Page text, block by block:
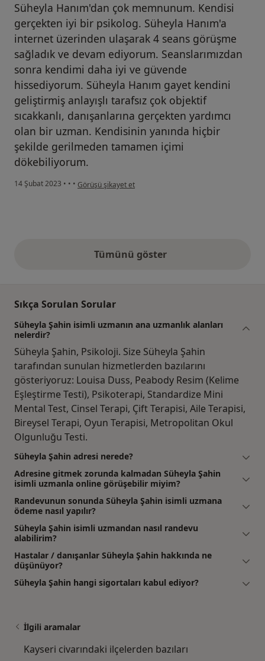
Süheyla Hanım'dan çok memnunum. Kendisi
gerçekten iyi bir psikolog. Süheyla Hanım'a
internet üzerinden ulaşarak 4 seans görüşme
sağladık ve devam ediyorum. Seanslarımızdan
sonra kendimi daha iyi ve güvende
hissediyorum. Süheyla Hanım gayet kendini
geliştirmiş anlayışlı tarafsız çok objektif
sıcakkanlı, danışanlarına gerçekten yardımcı
olan bir uzman. Kendisinin yanında hiçbir
şekilde gerilmeden tamamen içimi
dökebiliyorum.
14 Şubat 2023 • • • kullanıcının görüşüne göre d.....
Görüşü şikayet et
Tümünü gösteryukarıdaki görüşler
Sıkça Sorulan Sorular
Süheyla Şahin isimli uzmanın ana uzmanlık alanları
nelerdir?
Süheyla Şahin, Psikoloji. Size Süheyla Şahin
tarafından sunulan hizmetlerden bazılarını
gösteriyoruz: Louisa Duss, Peabody Resim (Kelime
Eşleştirme Testi), Psikoterapi, Standardize Mini
Mental Test, Cinsel Terapi, Çift Terapisi, Aile Terapisi,
Bireysel Terapi, Oyun Terapisi, Metropolitan Okul
Olgunluğu Testi.
Süheyla Şahin adresi nerede?
Adresine gitmek zorunda kalmadan Süheyla Şahin
isimli uzmanla online görüşebilir miyim?
Randevunun sonunda Süheyla Şahin isimli uzmana
ödeme nasıl yapılır?
Süheyla Şahin isimli uzmandan nasıl randevu
alabilirim?
Hastalar / danışanlar Süheyla Şahin hakkında ne
düşünüyor?
Süheyla Şahin hangi sigortaları kabul ediyor?
İlgili aramalar
Kayseri civarındaki ilçelerden bazıları